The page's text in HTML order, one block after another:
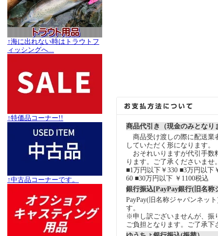
↑海に出れない時はトラウトフ
ィッシングへ...
↑特価品コーナー!!
↑中古品コーナーです。
商品代引き（現金のみとなり
商品受け渡しの際に配送業
していただく形になります。
おそれいりますが代引手数
ります。ご了承くださいませ
■1万円以下￥330 ■3万円以下
60 ■30万円以下 ￥1100税込
銀行振込[PayPay銀行(旧名称
PayPay(旧名称ジャパンネッ
す。
※申し訳ございませんが、振
ご負担となります。ご了承下